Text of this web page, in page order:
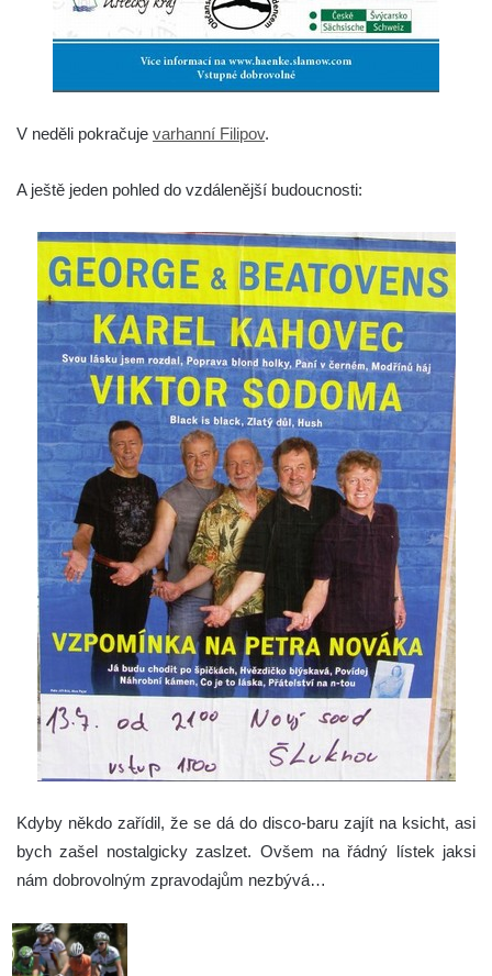
V neděli pokračuje varhanní Filipov.
A ještě jeden pohled do vzdálenější budoucnosti:
Kdyby někdo zařídil, že se dá do disco-baru zajít na ksicht, asi
bych zašel nostalgicky zaslzet. Ovšem na řádný lístek jaksi
nám dobrovolným zpravodajům nezbývá…